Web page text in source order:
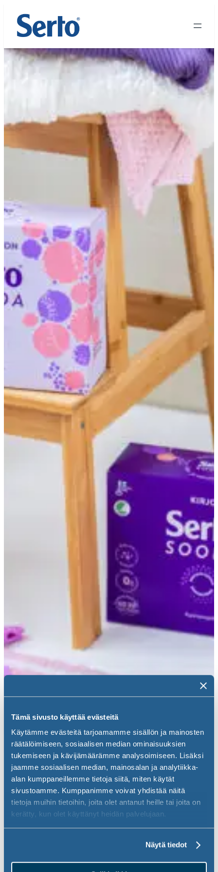
Tämä sivusto käyttää evästeitä
Käytämme evästeitä tarjoamamme sisällön ja mainosten
räätälöimiseen, sosiaalisen median ominaisuuksien
tukemiseen ja kävijämäärämme analysoimiseen. Lisäksi
jaamme sosiaalisen median, mainosalan ja analytiikka-
alan kumppaneillemme tietoja siitä, miten käytät
sivustoamme. Kumppanimme voivat yhdistää näitä
tietoja muihin tietoihin, joita olet antanut heille tai joita on
kerätty, kun olet käyttänyt heidän palvelujaan.
Näytä tiedot
sisältöön
Vinkit